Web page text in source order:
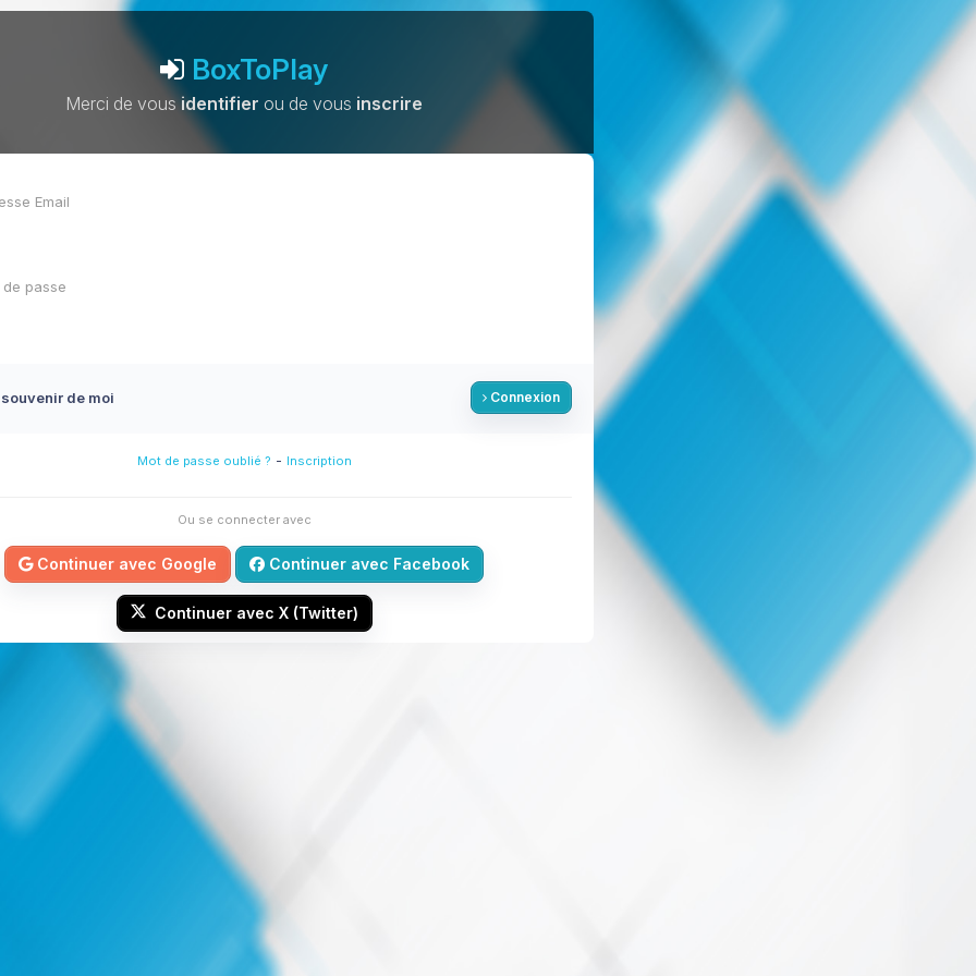
BoxToPlay
Merci de vousidentifier ou de vous inscrire
de moi Connexion
Mot de passe oublié ? - Inscription
Ou se connecter avec
Continuer avec Google Continuer avec Facebook
Continuer avec X (Twitter)